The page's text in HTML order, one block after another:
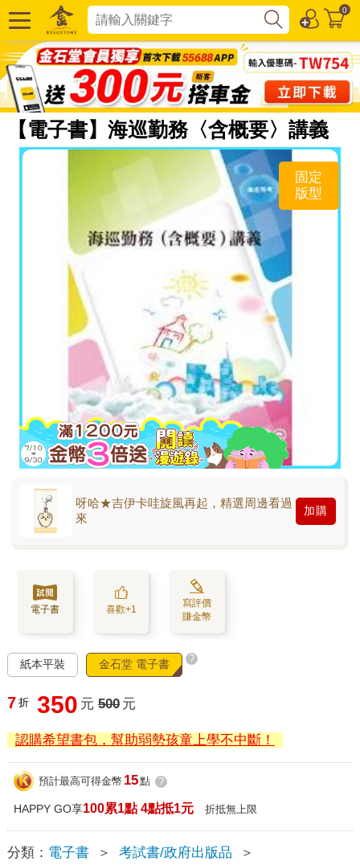
0
【電子書】海巡勤務〈含概要〉講義
固定
版型
呀哈★吉伊卡哇旋風再起，精選周邊看過
來
加購
電子書 喜歡+1
寫評價
賺金幣
紙本平裝 金石堂 電子書 ?
7 折 350 元 500 元
認購希望書包，幫助弱勢孩童上學不中斷！
預計最高可得金幣 15點 ?
HAPPY GO享100累1點 4點抵1元 折抵無上限
分類： 電子書 ＞ 考試書/政府出版品
＞